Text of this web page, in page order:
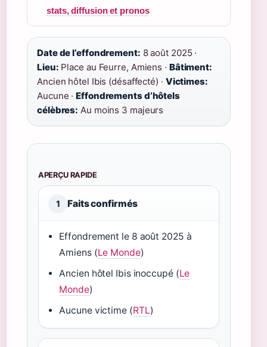
stats, diffusion et pronos
Date de l’effondrement: 8 août 2025 ·
Lieu: Place au Feurre, Amiens · Bâtiment:
Ancien hôtel Ibis (désaffecté) · Victimes:
Aucune ·Effondrements d’hôtels
célèbres: Au moins 3 majeurs
APERÇU RAPIDE
1 Faits confirmés
Effondrement le 8 août 2025 à
Amiens (Le Monde)
Ancien hôtel Ibis inoccupé (Le
Monde)
Aucune victime (RTL)